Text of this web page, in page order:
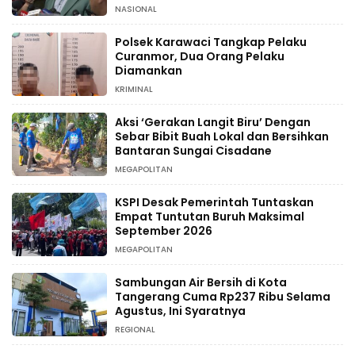
NASIONAL
Polsek Karawaci Tangkap Pelaku
Curanmor, Dua Orang Pelaku
Diamankan
KRIMINAL
Aksi ‘Gerakan Langit Biru’ Dengan
Sebar Bibit Buah Lokal dan Bersihkan
Bantaran Sungai Cisadane
MEGAPOLITAN
KSPI Desak Pemerintah Tuntaskan
Empat Tuntutan Buruh Maksimal
September 2026
MEGAPOLITAN
Sambungan Air Bersih di Kota
Tangerang Cuma Rp237 Ribu Selama
Agustus, Ini Syaratnya
REGIONAL